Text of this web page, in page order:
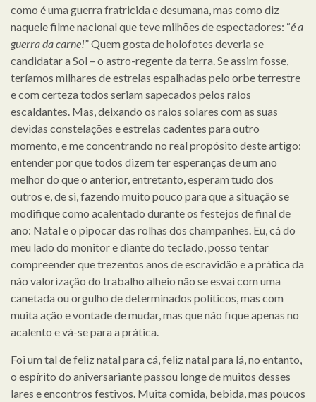
como é uma guerra fratricida e desumana, mas como diz
naquele filme nacional que teve milhões de espectadores: “é a
guerra da carne!” Quem gosta de holofotes deveria se
candidatar a Sol – o astro-regente da terra. Se assim fosse,
teríamos milhares de estrelas espalhadas pelo orbe terrestre
e com certeza todos seriam sapecados pelos raios
escaldantes. Mas, deixando os raios solares com as suas
devidas constelações e estrelas cadentes para outro
momento, e me concentrando no real propósito deste artigo:
entender por que todos dizem ter esperanças de um ano
melhor do que o anterior, entretanto, esperam tudo dos
outros e, de si, fazendo muito pouco para que a situação se
modifique como acalentado durante os festejos de final de
ano: Natal e o pipocar das rolhas dos champanhes. Eu, cá do
meu lado do monitor e diante do teclado, posso tentar
compreender que trezentos anos de escravidão e a prática da
não valorização do trabalho alheio não se esvai com uma
canetada ou orgulho de determinados políticos, mas com
muita ação e vontade de mudar, mas que não fique apenas no
acalento e vá-se para a prática.
Foi um tal de feliz natal para cá, feliz natal para lá, no entanto,
o espírito do aniversariante passou longe de muitos desses
lares e encontros festivos. Muita comida, bebida, mas poucos